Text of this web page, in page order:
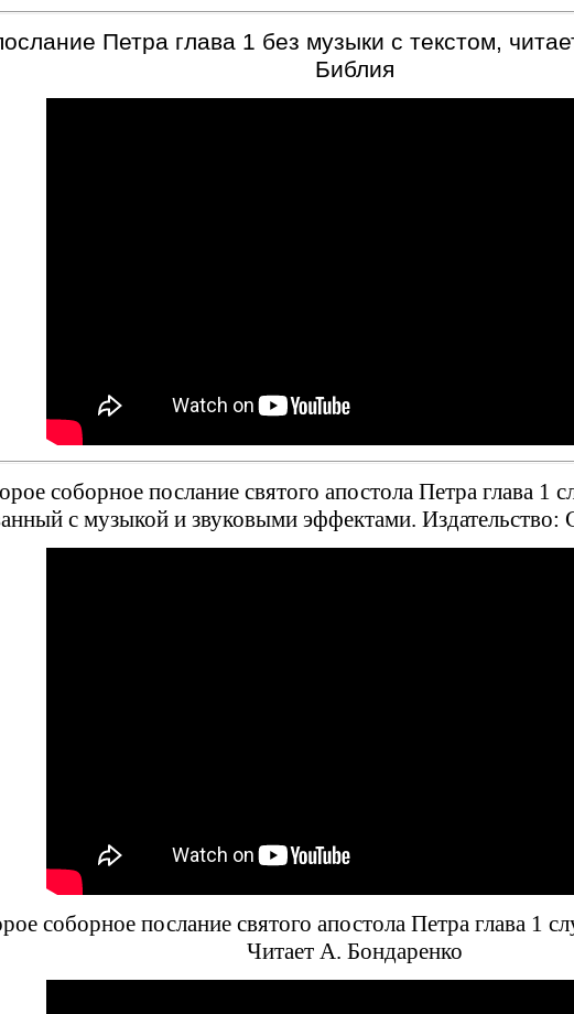
Петра глава 1 без музыки с текстом,
Библия
соборное послание святого апостола Петра глава 1
с музыкой и звуковыми эффектами.
соборное послание святого апостола Петра глава 1
Читает А. Бондаренко